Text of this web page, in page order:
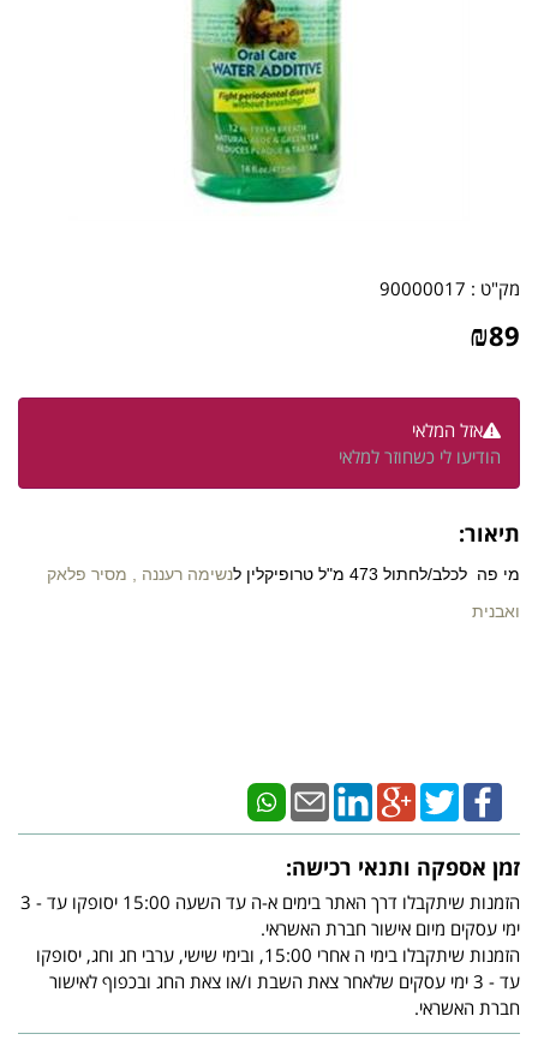
מק"ט : 90000017
₪89
אזל המלאי
הודיעו לי כשחוזר למלאי
תיאור:
מי פה לכלב/לחתול 473 מ"ל טרופיקלין ל
נשימה רעננה , מסיר פלאק
ואבנית
זמן אספקה ותנאי רכישה:
הזמנות שיתקבלו דרך האתר בימים א-ה עד השעה 15:00 יסופקו עד - 3
ימי עסקים מיום אישור חברת האשראי.
הזמנות שיתקבלו בימי ה אחרי 15:00, ובימי שישי, ערבי חג וחג, יסופקו
עד - 3 ימי עסקים שלאחר צאת השבת ו/או צאת החג ובכפוף לאישור
חברת האשראי.